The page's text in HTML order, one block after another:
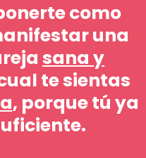
como
una
sana y
te sientas
, porque tú ya